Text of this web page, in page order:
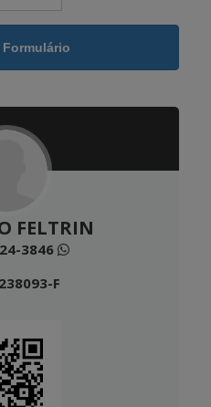
FELTRIN
3846
F